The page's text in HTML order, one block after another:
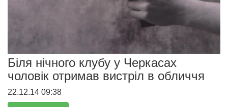
Біля нічного клубу у Черкасах
чоловік отримав вистріл в обличчя
22.12.14 09:38